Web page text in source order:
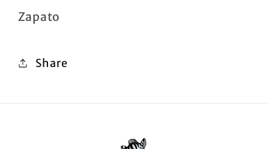
Zapato
Share